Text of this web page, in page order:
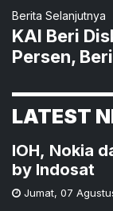
Berita Selanjutnya
KAI Beri
Persen,
LATEST
IOH, Nokia
by Indosat
Jumat, 07